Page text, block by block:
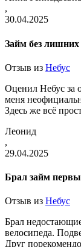
,
30.04.2025
Займ без лишних
Отзыв из Небус
Оценил Небус за
меня
Здесь же всё
Леонид
,
29.04.2025
Брал займ
Отзыв из Небус
Брал
велосипеда.
Друг